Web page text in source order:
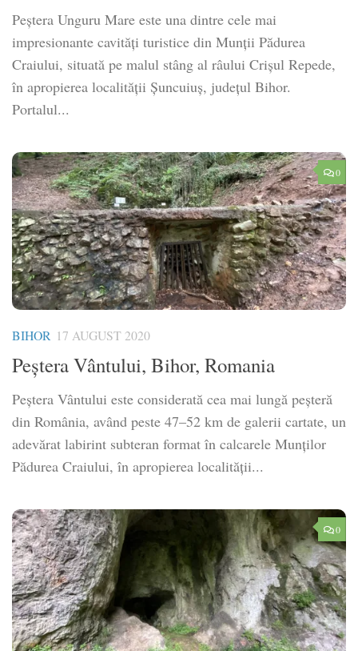
Peștera Unguru Mare este una dintre cele mai
impresionante cavități turistice din Munții Pădurea
Craiului, situată pe malul stâng al râului Crișul Repede,
în apropierea localității Șuncuiuș, județul Bihor.
Portalul...
0
BIHOR 17 AUGUST 2020
Peștera Vântului, Bihor, Romania
Peștera Vântului este considerată cea mai lungă peșteră
din România, având peste 47–52 km de galerii cartate, un
adevărat labirint subteran format în calcarele Munților
Pădurea Craiului, în apropierea localității...
0